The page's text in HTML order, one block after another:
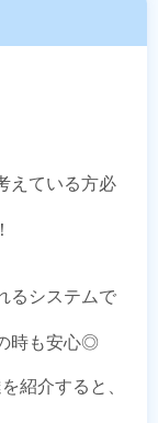
えている方必
るシステムで
時も安心◎
紹介すると、